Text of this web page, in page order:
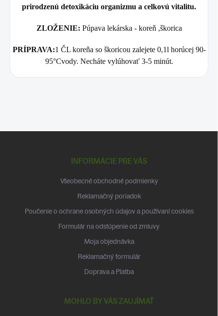
prirodzenú detoxikáciu organizmu a celkovú vitalitu.
ZLOŽENIE: Púpava lekárska - koreň ,škorica
PRÍPRAVA:1 ČL koreňa so škoricou zalejete 0,1l horúcej 90-
95°Cvody. Necháte vylúhovať 3-5 minút.
INFORMÁCIE PRE VÁS
Všeobecné obchodné podmienky
Reklamačný poriadok
Poučenie o ochrane osobných údajov a používaní cookies
Formulár na odstúpenie od zmluvy
Moja objednávka
Reklamačný formulár
Doprava a Platba
MOHLO BY VÁS ZAUJÍMAŤ